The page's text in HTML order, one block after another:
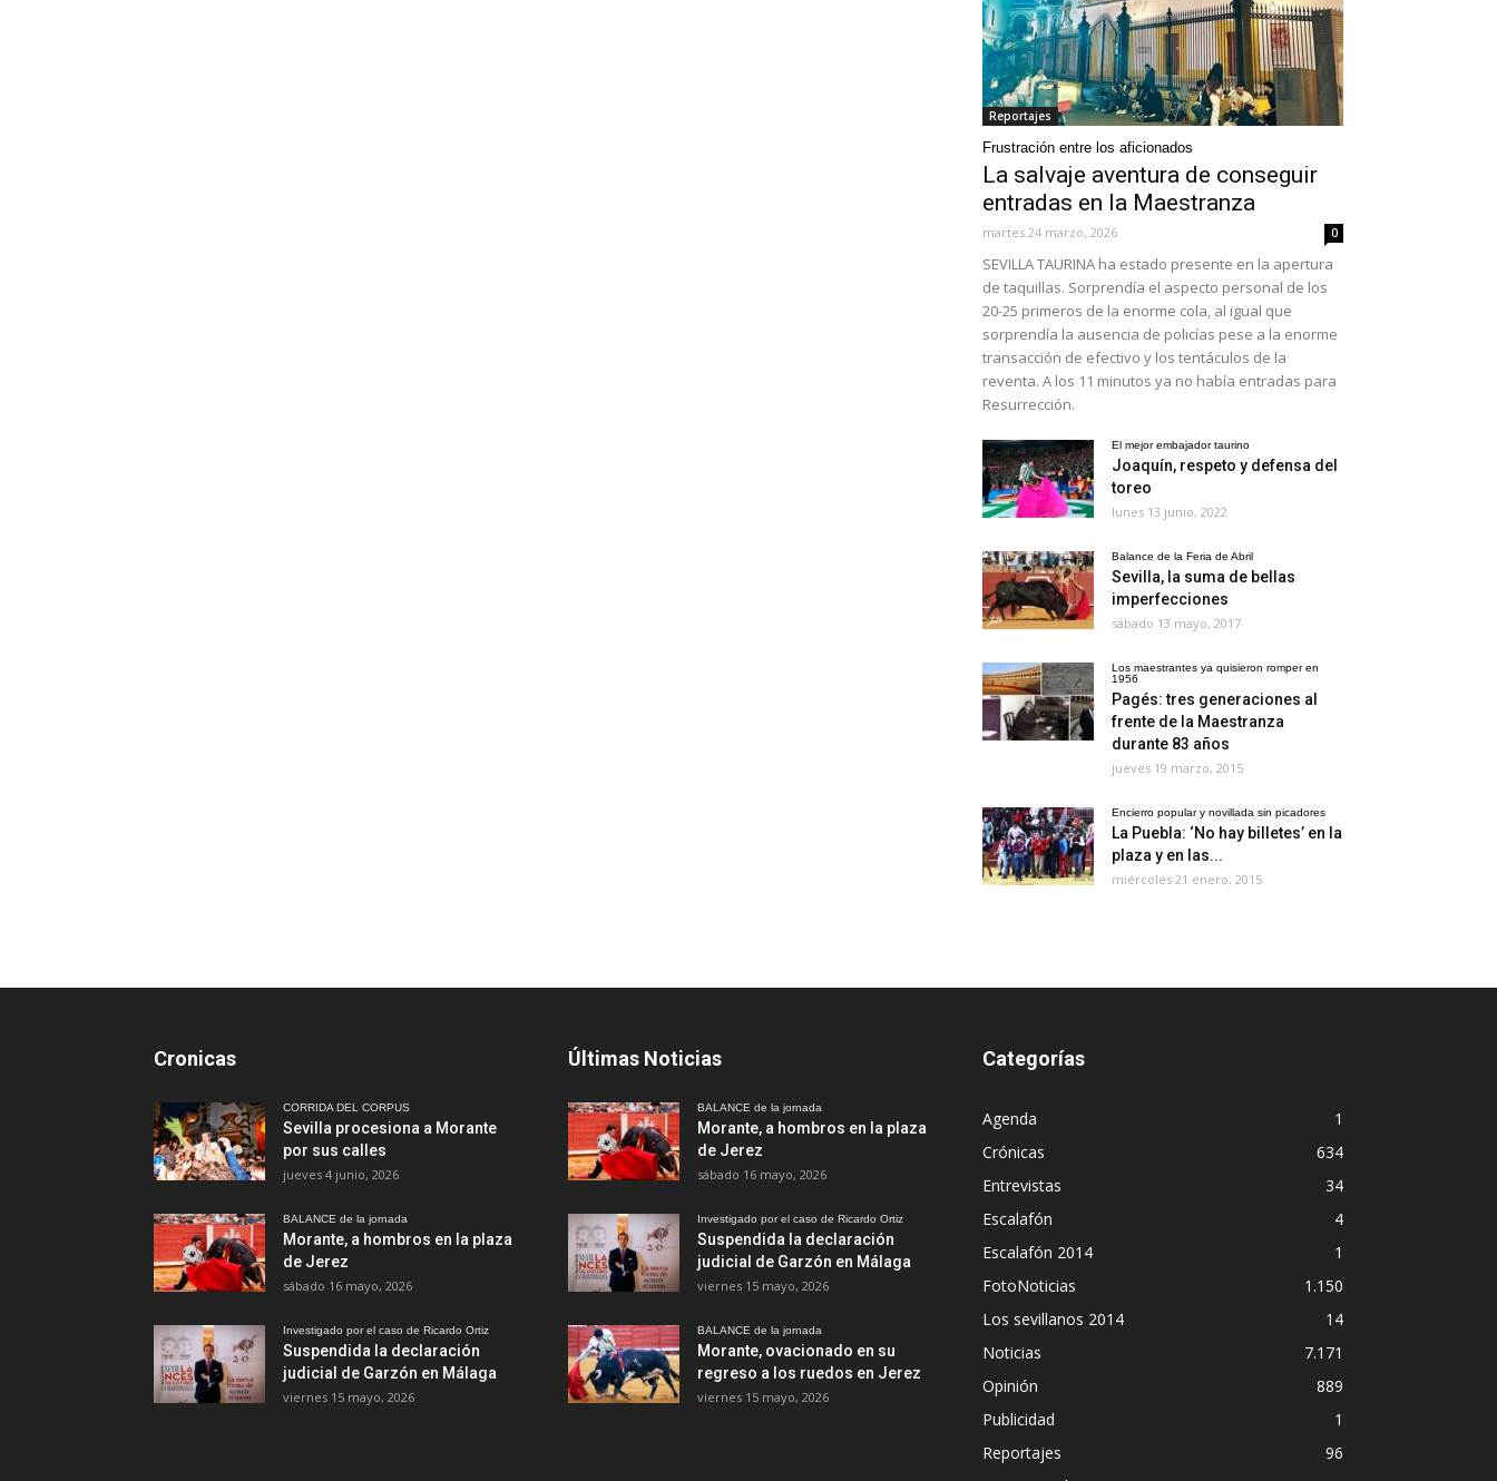
Reportajes
Frustración entre los aficionados
La salvaje aventura de conseguir
entradas en la Maestranza
martes 24 marzo, 2026 0
SEVILLA TAURINA ha estado presente en la apertura
de taquillas. Sorprendía el aspecto personal de los
20-25 primeros de la enorme cola, al igual que
sorprendía la ausencia de policías pese a la enorme
transacción de efectivo y los tentáculos de la
reventa. A los 11 minutos ya no había entradas para
Resurrección.
El mejor embajador taurino
Joaquín, respeto y defensa del
toreo
lunes 13 junio, 2022
Balance de la Feria de Abril
Sevilla, la suma de bellas
imperfecciones
sábado 13 mayo, 2017
Los maestrantes ya quisieron romper en
1956
Pagés: tres generaciones al
frente de la Maestranza
durante 83 años
jueves 19 marzo, 2015
Encierro popular y novillada sin picadores
La Puebla: ‘No hay billetes’ en la
plaza y en las...
miércoles 21 enero, 2015
Cronicas
CORRIDA DEL CORPUS
Sevilla procesiona a Morante
por sus calles
jueves 4 junio, 2026
BALANCE de la jornada
Morante, a hombros en la plaza
de Jerez
sábado 16 mayo, 2026
Investigado por el caso de Ricardo Ortiz
Suspendida la declaración
judicial de Garzón en Málaga
viernes 15 mayo, 2026
Últimas Noticias
BALANCE de la jornada
Morante, a hombros en la plaza
de Jerez
sábado 16 mayo, 2026
Investigado por el caso de Ricardo Ortiz
Suspendida la declaración
judicial de Garzón en Málaga
viernes 15 mayo, 2026
BALANCE de la jornada
Morante, ovacionado en su
regreso a los ruedos en Jerez
viernes 15 mayo, 2026
Categorías
Agenda
1
Crónicas
634
Entrevistas
34
Escalafón
4
Escalafón 2014
1
FotoNoticias
1.150
Los sevillanos 2014
14
Noticias
7.171
Opinión
889
Publicidad
1
Reportajes
96